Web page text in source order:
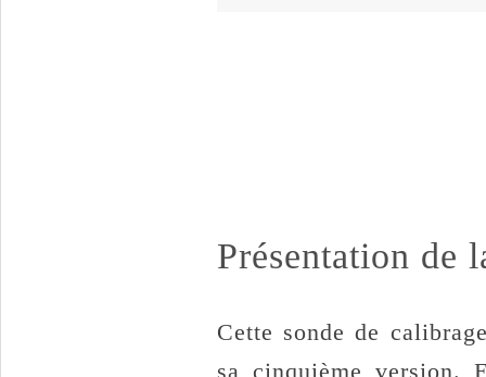
Présentation de
Cette sonde de
sa cinquième version.